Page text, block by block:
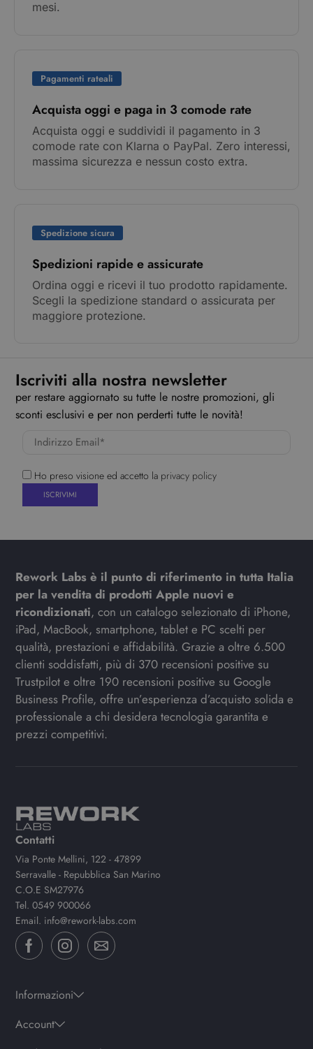
mesi.
Pagamenti rateali
Acquista oggi e paga in 3 comode rate
Acquista oggi e suddividi il pagamento in 3
comode rate con Klarna o PayPal. Zero interessi,
massima sicurezza e nessun costo extra.
Spedizione sicura
Spedizioni rapide e assicurate
Ordina oggi e ricevi il tuo prodotto rapidamente.
Scegli la spedizione standard o assicurata per
maggiore protezione.
Iscriviti alla nostra newsletter
per restare aggiornato su tutte le nostre promozioni, gli
sconti esclusivi e per non perderti tutte le novità!
Ho preso visione ed accetto la privacy policy
Rework Labs è il punto di riferimento in tutta Italia
per la vendita di prodotti Apple nuovi e
ricondizionati, con un catalogo selezionato di iPhone,
iPad, MacBook, smartphone, tablet e PC scelti per
qualità, prestazioni e affidabilità. Grazie a oltre 6.500
clienti soddisfatti, più di 370 recensioni positive su
Trustpilot e oltre 190 recensioni positive su Google
Business Profile, offre un’esperienza d’acquisto solida e
professionale a chi desidera tecnologia garantita e
prezzi competitivi.
Contatti
Via Ponte Mellini, 122 - 47899
Serravalle - Repubblica San Marino
C.O.E SM27976
Tel.0549 900066
Email. info@rework-labs.com
Informazioni
Account